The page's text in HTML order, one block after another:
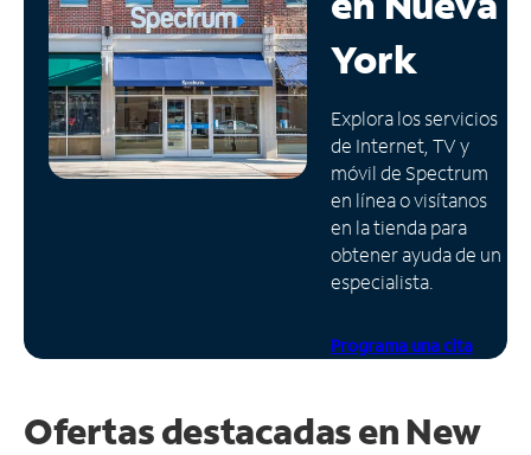
Administrar
cuenta
Encuentra
una
tienda
York
Explora los servicios
de Internet, TV y
móvil de Spectrum
en línea o visítanos
en la tienda para
obtener ayuda de un
especialista.
Programa una cita
Ofertas destacadas en New